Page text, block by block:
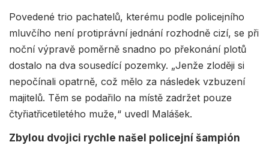
Povedené trio pachatelů, kterému podle policejního
mluvčího není protiprávní jednání rozhodně cizí, se při
noční výpravě poměrně snadno po překonání plotů
dostalo na dva sousedící pozemky. „Jenže zloději si
nepočínali opatrně, což mělo za následek vzbuzení
majitelů. Těm se podařilo na místě zadržet pouze
čtyřiatřicetiletého muže,“ uvedl Malášek.
Zbylou dvojici rychle našel policejní šampión